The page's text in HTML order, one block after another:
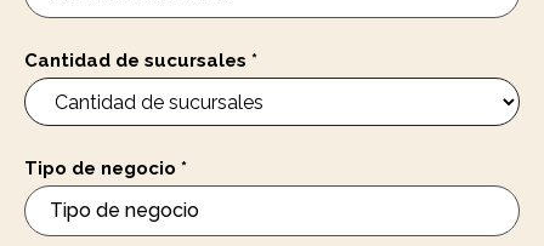
Cantidad de sucursales *
Tipo de negocio *